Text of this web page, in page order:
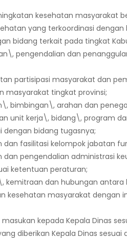
kesehatan masyarakat
yang terkoordinasi
bidang terkait pada tingkat
pengendalian dan
partisipasi masyarakat dan
masyarakat tingkat provinsi;
bimbingan\, arahan dan
unit kerja\, bidang\, program
dengan bidang tugasnya;
fasilitasi kelompok jabatan
dan pengendalian administrasi
ketentuan peraturan;
kemitraan dan hubungan
kesehatan masyarakat dengan
kepada Kepala Dinas
diberikan Kepala Dinas